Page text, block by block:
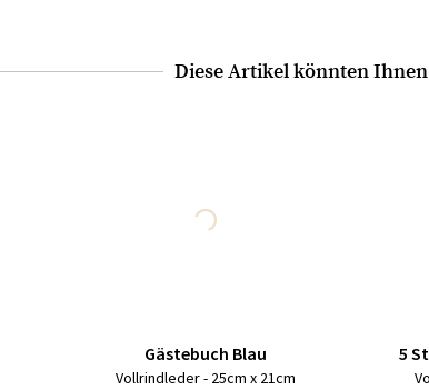
Diese Artikel könnten
Gästebuch Blau
Vollrindleder - 25cm x 21cm
5